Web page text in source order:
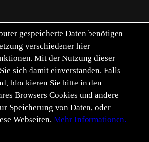
gespeicherte Daten benötigen
verschiedener hier
Mit der Nutzung dieser
sich damit einverstanden. Falls
blockieren Sie bitte in den
Browsers Cookies und andere
Speicherung von Daten, oder
Webseiten. Mehr Informationen.